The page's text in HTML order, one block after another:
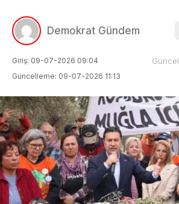
Demokrat Gündem
Giriş: 09-07-2026 09:04
Güncelleme: 09-07-2026 11:13
Güncel